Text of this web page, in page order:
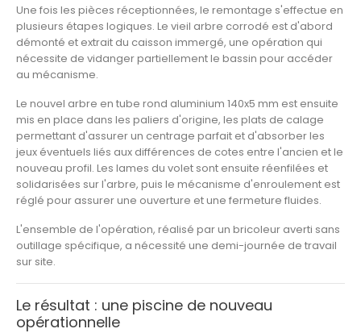
Une fois les pièces réceptionnées, le remontage s'effectue en
plusieurs étapes logiques. Le vieil arbre corrodé est d'abord
démonté et extrait du caisson immergé, une opération qui
nécessite de vidanger partiellement le bassin pour accéder
au mécanisme.
Le nouvel arbre en tube rond aluminium 140x5 mm est ensuite
mis en place dans les paliers d'origine, les plats de calage
permettant d'assurer un centrage parfait et d'absorber les
jeux éventuels liés aux différences de cotes entre l'ancien et le
nouveau profil. Les lames du volet sont ensuite réenfilées et
solidarisées sur l'arbre, puis le mécanisme d'enroulement est
réglé pour assurer une ouverture et une fermeture fluides.
L'ensemble de l'opération, réalisé par un bricoleur averti sans
outillage spécifique, a nécessité une demi-journée de travail
sur site.
Le résultat : une piscine de nouveau
opérationnelle